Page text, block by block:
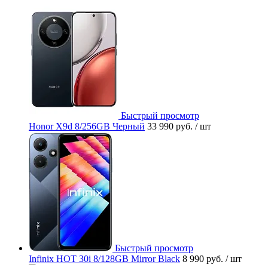
Быстрый просмотр
Honor X9d 8/256GB Черный 33 990 руб. / шт
Быстрый просмотр
Infinix HOT 30i 8/128GB Mirror Black 8 990 руб. / шт